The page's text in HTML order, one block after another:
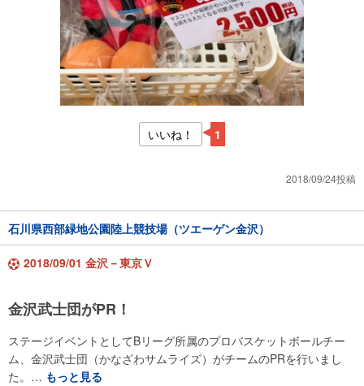
いいね！ 1
2018/09/24投稿
石川県西部緑地公園陸上競技場（ツエーゲン金沢）
2018/09/01 金沢－東京Ｖ
金沢武士団がPR！
ステージイベントとしてBリーグ所属のプロバスケットボールチー
ム、金沢武士団（かなざわサムライズ）がチームのPRを行いまし
た。… もっと見る